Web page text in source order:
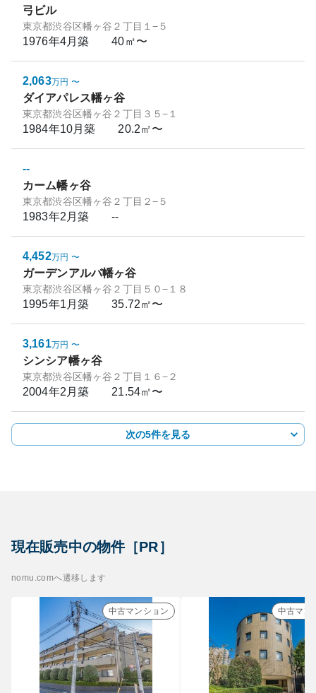
弓ビル
東京都渋谷区幡ヶ谷２丁目１−５
1976年4月築 40㎡〜
2,063万円 〜
ダイアパレス幡ヶ谷
東京都渋谷区幡ヶ谷２丁目３５−１
1984年10月築 20.2㎡〜
--
カーム幡ヶ谷
東京都渋谷区幡ヶ谷２丁目２−５
1983年2月築 --
4,452万円 〜
ガーデンアルバ幡ヶ谷
東京都渋谷区幡ヶ谷２丁目５０−１８
1995年1月築 35.72㎡〜
3,161万円 〜
シンシア幡ヶ谷
東京都渋谷区幡ヶ谷２丁目１６−２
2004年2月築 21.54㎡〜
次の5件を見る
現在販売中の物件［PR］
nomu.comへ遷移します
中古マンション 中古マン